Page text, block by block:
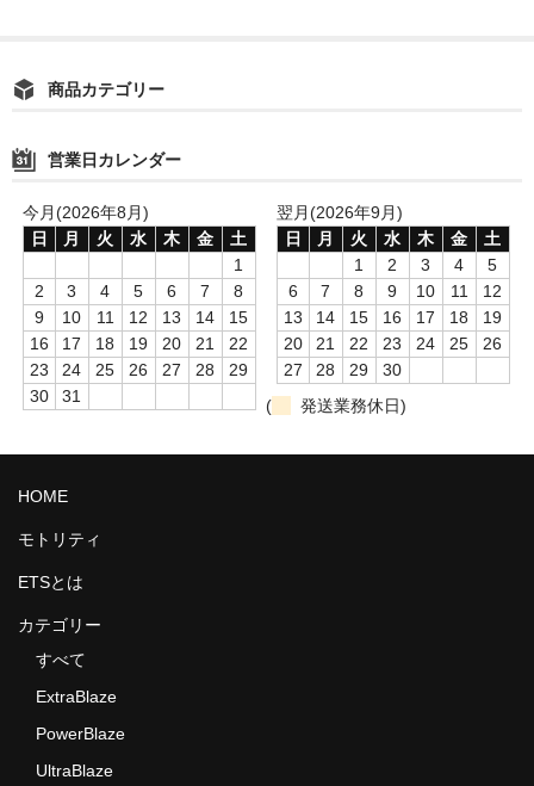
商品カテゴリー
営業日カレンダー
今月(2026年8月)
日
月 火 水 木 金
土
1
2
3 4 5 6 7
8
9
10 11 12 13 14
15
16
17 18 19 20 21
22
23
24 25 26 27 28
29
30
31
翌月(2026年9月)
日
月 火 水 木 金
土
1
2 3 4
5
6
7 8 9 10 11
12
13
14 15 16 17 18
19
20
21 22 23 24 25
26
27
28 29
30
(
発送業務休日)
HOME
モトリティ
ETSとは
カテゴリー
すべて
ExtraBlaze
PowerBlaze
UltraBlaze